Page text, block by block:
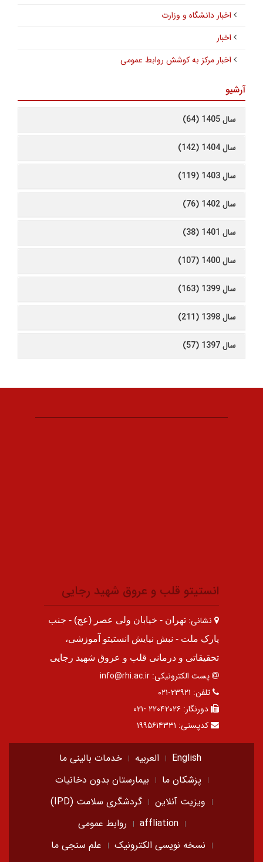
اخبار دانشگاه و وزارت
اخبار
اخبار مرکز به کوشش روابط عمومی
آرشیو
سال 1405 (64)
سال 1404 (142)
سال 1403 (119)
سال 1402 (76)
سال 1401 (38)
سال 1400 (107)
سال 1399 (163)
سال 1398 (211)
سال 1397 (57)
انستیتو قلب و عروق شهید رجایی
نشانی: تهران - خیابان ولی عصر (عج) - جنب
پارک ملت - نبش نیایش انستیتو آموزشی،
تحقیقاتی و درمانی قلب و عروق شهید رجایی
پست الکترونیکی: info@rhi.ac.ir
تلفن: ۲۳۹۲۱-۰۲۱
دورنگار: ۲۲۰۴۲۰۲۶ -۰۲۱
کدپستی: ۱۹۹۵۶۱۴۳۳۱
English العربیه
خدمات بالینی ما
پزشکان ما
بیمارستان بدون دخانیات
ویزیت آنلاین
گردشگری سلامت (IPD)
affliation
روابط عمومی
نسخه نویسی الکترونیک
علم سنجی ما